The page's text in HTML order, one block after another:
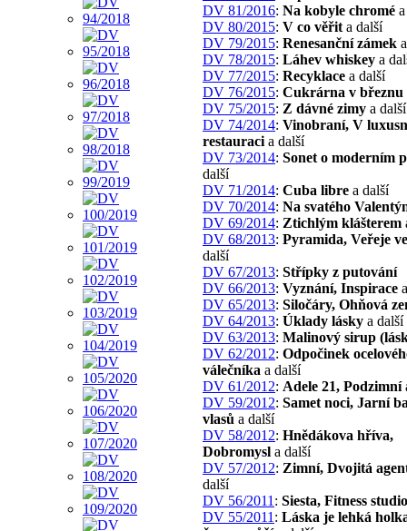
DV 81/2016: Na kobyle chromé
DV 80/2015: V co věřit a další
DV 79/2015: Renesanční zámek
DV 78/2015: Láhev whiskey a
DV 77/2015: Recyklace a další
DV 76/2015: Cukrárna v březnu
DV 75/2015: Z dávné zimy a další
DV 74/2014: Vinobraní, V
restauraci a další
DV 73/2014: Sonet o moderním
další
DV 71/2014: Cuba libre a další
DV 70/2014: Na svatého
DV 69/2014: Ztichlým klášterem
DV 68/2013: Pyramida, Veřeje
další
DV 67/2013: Střípky z putování
DV 66/2013: Vyznání, Inspirace
DV 65/2013: Siločáry, Ohňová
DV 64/2013: Úklady lásky a další
DV 63/2013: Malinový sirup
DV 62/2012: Odpočinek
válečníka a další
DV 61/2012: Adele 21, Podzimní
DV 59/2012: Samet noci, Jarní
vlasů a další
DV 58/2012: Hnědákova hříva,
Dobromysl a další
DV 57/2012: Zimní, Dvojitá
další
DV 56/2011 : Siesta, Fitness studio
DV 55/2011 : Láska je lehká